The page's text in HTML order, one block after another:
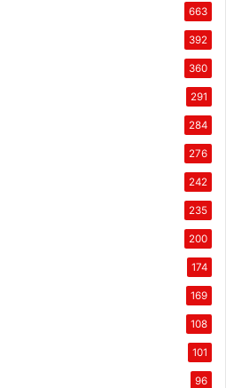
663
392
360
291
284
276
242
235
200
174
169
108
101
96